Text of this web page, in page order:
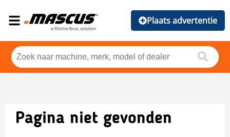
Plaats advertentie
Pagina niet gevonden